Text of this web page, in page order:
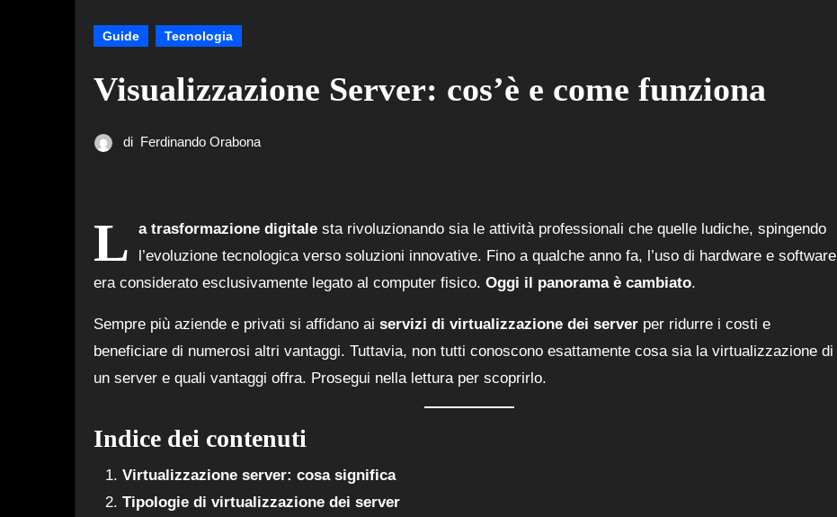
Guide Tecnologia
Visualizzazione Server: cos’è e come funziona
di Ferdinando Orabona
L a trasformazione digitale sta rivoluzionando sia le attività professionali che quelle ludiche, spingendo
l’evoluzione tecnologica verso soluzioni innovative. Fino a qualche anno fa, l’uso di hardware e software
era considerato esclusivamente legato al computer fisico. Oggi il panorama è cambiato.
Sempre più aziende e privati si affidano ai servizi di virtualizzazione dei server per ridurre i costi e
beneficiare di numerosi altri vantaggi. Tuttavia, non tutti conoscono esattamente cosa sia la virtualizzazione di
un server e quali vantaggi offra. Prosegui nella lettura per scoprirlo.
Indice dei contenuti
Virtualizzazione server: cosa significa
Tipologie di virtualizzazione dei server